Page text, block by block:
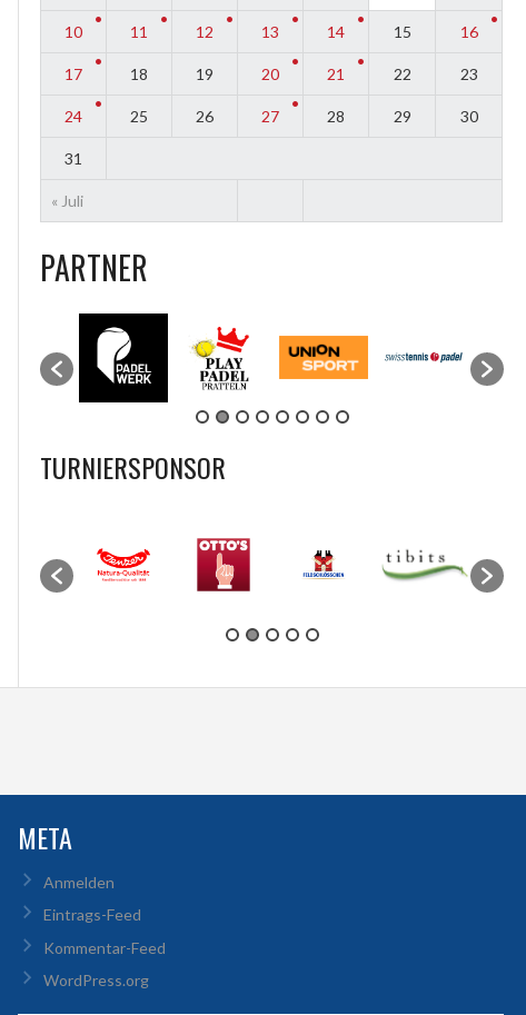
« Juli
10 11 12 13 14 15 16
17 18 19 20 21 22 23
24 25 26 27 28 29 30
31
PARTNER
TURNIERSPONSOR
META
Anmelden
Eintrags-Feed
Kommentar-Feed
WordPress.org